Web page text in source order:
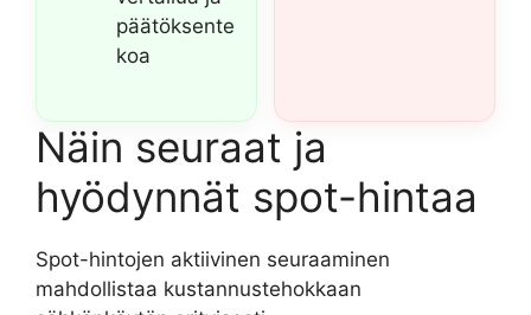
päätöksente
koa
Näin seuraat ja
hyödynnät spot-hintaa
Spot-hintojen aktiivinen seuraaminen
mahdollistaa kustannustehokkaan